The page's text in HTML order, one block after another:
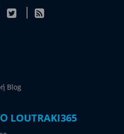
Blog
LOUTRAKI365